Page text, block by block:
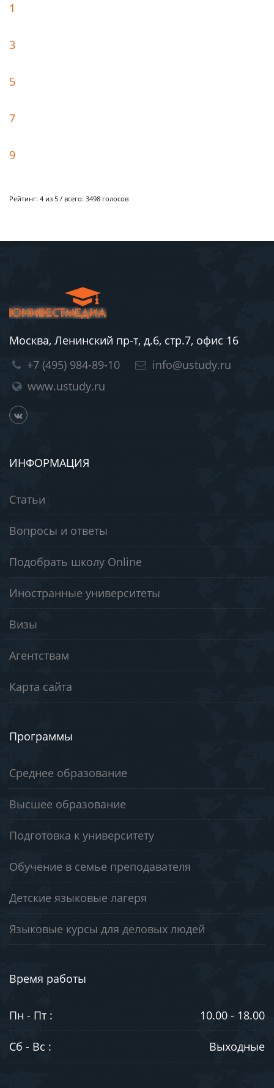
1
3
5
7
9
Рейтинг: 4 из 5 / всего: 3498 голосов
Москва, Ленинский пр-т, д.6, стр.7, офис 16
+7 (495) 984-89-10
info@ustudy.ru
www.ustudy.ru
ИНФОРМАЦИЯ
Статьи
Вопросы и ответы
Подобрать школу Online
Иностранные университеты
Визы
Агентствам
Карта сайта
Программы
Среднее образование
Высшее образование
Подготовка к университету
Обучение в семье преподавателя
Детские языковые лагеря
Языковые курсы для деловых людей
Время работы
Пн - Пт : 10.00 - 18.00
Сб - Вс : Выходные